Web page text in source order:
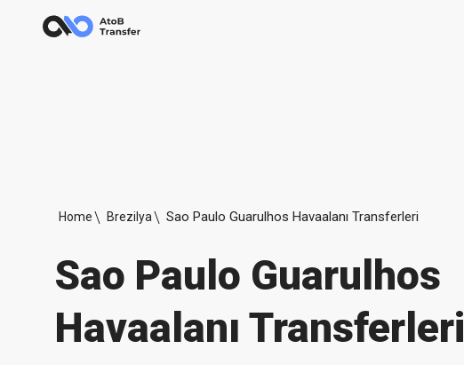
Home Brezilya Sao Paulo Guarulhos Havaalanı Transferleri
Sao Paulo Guarulhos
Havaalanı Transferleri